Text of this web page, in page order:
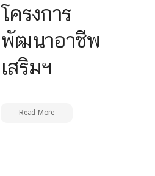
โครงการ
พัฒนาอาชีพ
เสริมฯ
Read More